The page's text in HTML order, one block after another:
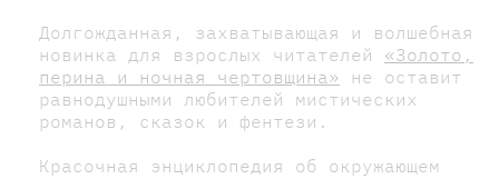
Долгожданная, захватывающая и волшебная
новинка для взрослых читателей «Золото,
перина и ночная чертовщина» не оставит
равнодушными любителей мистических
романов, сказок и фентези.
Красочная энциклопедия об окружающем